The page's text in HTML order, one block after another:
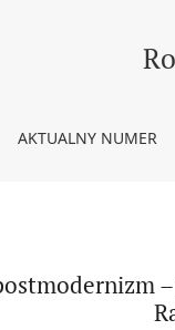
– rola formy
AKTUALNY NUMER